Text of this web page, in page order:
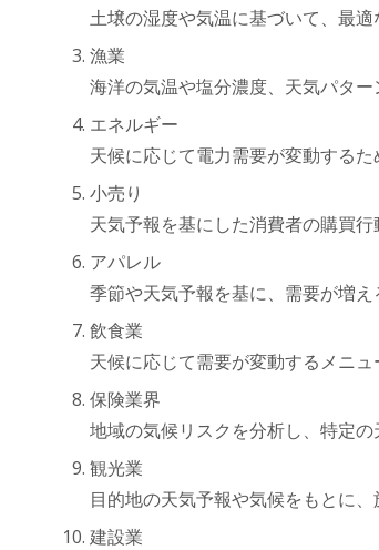
土壌の湿度や気温に基づいて、最
漁業
海洋の気温や塩分濃度、天気パタ
エネルギー
天候に応じて電力需要が変動する
小売り
天気予報を基にした消費者の購買
アパレル
季節や天気予報を基に、需要が増
飲食業
天候に応じて需要が変動するメニ
保険業界
地域の気候リスクを分析し、特定
観光業
目的地の天気予報や気候をもとに
建設業